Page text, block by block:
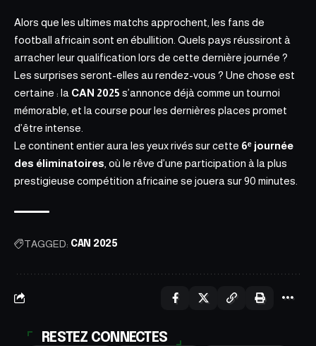
Alors que les ultimes matchs approchent, les fans de
football africain sont en ébullition . Quels pays réussiront à
arracher leur qualification lors de cette dernière journée ?
Les surprises seront-elles au rendez-vous ? Une chose est
certaine : la CAN 2025 s’annonce déjà comme un tournoi
mémorable, et la course pour les dernières places promet
d’être intense.
Le continent entier aura les yeux rivés sur cette 6ᵉ journée
des éliminatoires , où le rêve d’une participation à la plus
prestigieuse compétition africaine se jouera sur 90 minutes.
TAGGED: CAN 2025
RESTEZ CONNECTES